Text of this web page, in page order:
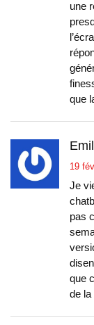
une
que
19
Je
pas
que
de la